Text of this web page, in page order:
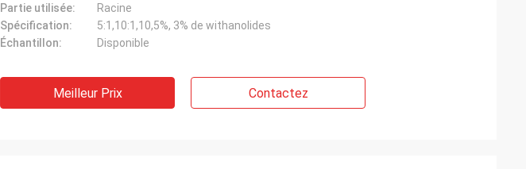
Partie utilisée:
Racine
Spécification:
5:1,10:1,10,5%, 3% de withanolides
Échantillon:
Disponible
Meilleur Prix Contactez